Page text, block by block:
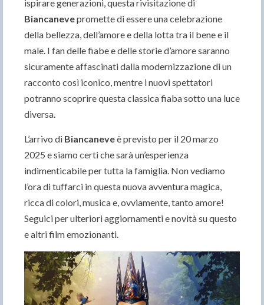
ispirare generazioni, questa rivisitazione di
Biancanevepromette di essere una celebrazione
della bellezza, dell’amore e della lotta tra il bene e il
male. I fan delle fiabe e delle storie d’amore saranno
sicuramente affascinati dalla modernizzazione di un
racconto così iconico, mentre i nuovi spettatori
potranno scoprire questa classica fiaba sotto una luce
diversa.
L’arrivo di Biancaneveè previsto per il 20 marzo
2025 e siamo certi che sarà un’esperienza
indimenticabile per tutta la famiglia. Non vediamo
l’ora di tuffarci in questa nuova avventura magica,
ricca di colori, musica e, ovviamente, tanto amore!
Seguici per ulteriori aggiornamenti e novità su questo
e altri film emozionanti.